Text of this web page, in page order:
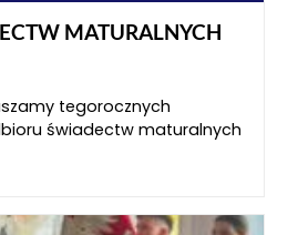
MATURALNYCH
tegorocznych
świadectw maturalnych